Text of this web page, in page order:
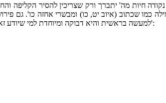
חיות מה' יתברך ורק שצריכין להסיר הקליפה
כמו שכתוב (איוב יט, כו) ומבשרי אחזה כו'. גם
למעשה בראשית והיא דבוקה ומיוחדת למי שיודע זאת שכל חיות העולמות מהשגחתו יתברך כמו שכתוב (דברים יא, יב) תמיד עיני ה' אלקיך בה כו':